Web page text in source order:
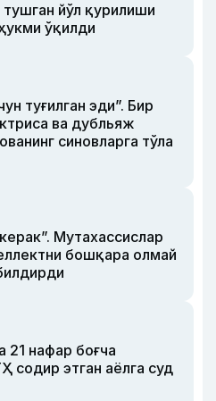
йўл қурилиши
ўқилди
туғилган эди”. Бир
ва дубльяж
синовларга тўла
Мутахассислар
бошқара олмай
21 нафар боғча
содир этган аёлга суд